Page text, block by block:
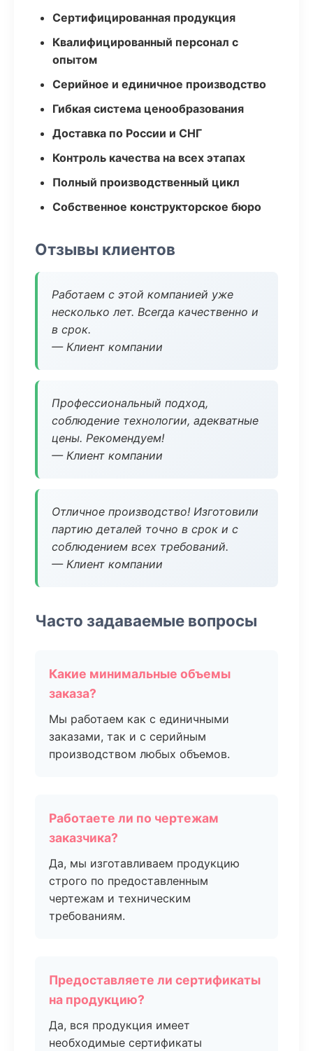
Сертифицированная продукция
Квалифицированный персонал с
опытом
Серийное и единичное производство
Гибкая система ценообразования
Доставка по России и СНГ
Контроль качества на всех этапах
Полный производственный цикл
Собственное конструкторское бюро
Отзывы клиентов
Работаем с этой компанией уже
несколько лет. Всегда качественно и
в срок.
— Клиент компании
Профессиональный подход,
соблюдение технологии, адекватные
цены. Рекомендуем!
— Клиент компании
Отличное производство! Изготовили
партию деталей точно в срок и с
соблюдением всех требований.
— Клиент компании
Часто задаваемые вопросы
Какие минимальные объемы
заказа?
Мы работаем как с единичными
заказами, так и с серийным
производством любых объемов.
Работаете ли по чертежам
заказчика?
Да, мы изготавливаем продукцию
строго по предоставленным
чертежам и техническим
требованиям.
Предоставляете ли сертификаты
на продукцию?
Да, вся продукция имеет
необходимые сертификаты